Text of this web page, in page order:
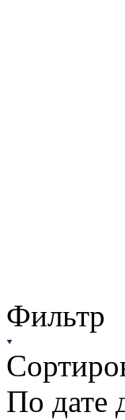
Фильтр
По дате